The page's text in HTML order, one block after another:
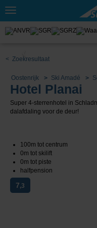
Toggle
< Zoekresultaat
Oostenrijk Ski Amadé
Hotel Planai
Super 4-sterrenhotel in
dalafdaling voor de deur!
100m tot centrum
0m tot skilift
0m tot piste
halfpension
7,3